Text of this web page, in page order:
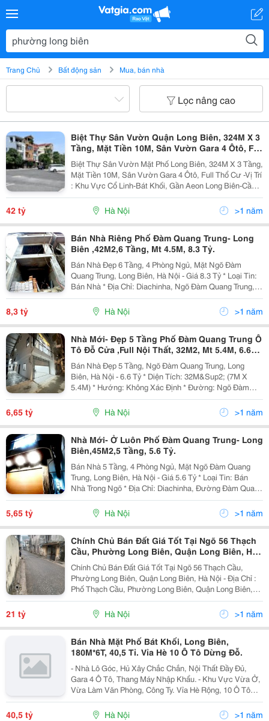
Trang Chủ Bất động sản Mua, bán nhà
Lọc nâng cao
Biệt Thự Sân Vườn Quận Long Biên, 324M X 3
Tầng, Mặt Tiền 10M, Sân Vườn Gara 4 Ôtô, Full
Thổ Cư
Biệt Thự Sân Vườn Mặt Phố Long Biên, 324M X 3 Tầng,
Mặt Tiền 10M, Sân Vườn Gara 4 Ôtô, Full Thổ Cư -Vị Trí
: Khu Vực Cổ Linh-Bát Khối, Gần Aeon Long Biên-Cầu
Vĩnh Tuy, Cạnh Công An Phường Long Biên - Ubnd
42 tỷ Hà Nội >1 năm
Bán Nhà Riêng Phố Đàm Quang Trung- Long
Biên ,42M2,6 Tầng, Mt 4.5M, 8.3 Tỷ.
Bán Nhà Đẹp 6 Tầng, 4 Phòng Ngủ, Mặt Ngõ Đàm
Quang Trung, Long Biên, Hà Nội - Giá 8.3 Tỷ * Loại Tin:
Bán Nhà * Địa Chỉ: Diachinha, Ngõ Đàm Quang Trung,
Phường Long Biên, Quận Long Biên, Hà Nội. * Diện
Tích: 40M&Sup2; (8M X 5M) * Giá Bán: 8.3 Tỷ...
8,3 tỷ Hà Nội >1 năm
Nhà Mới- Đẹp 5 Tầng Phố Đàm Quang Trung Ô
Tô Đỗ Cửa ,Full Nội Thất, 32M2, Mt 5.4M, 6.6
Tỷ.
Bán Nhà Đẹp 5 Tầng, Ngõ Đàm Quang Trung, Long
Biên, Hà Nội - 6.6 Tỷ * Diện Tích: 32M&Sup2; (7M X
5.4M) * Hướng: Không Xác Định * Đường: Ngõ Đàm
Quang Trung, Phường Long Biên, Quận Long Biên, Hà
Nội * Pháp Lý: Sổ Đỏ Chính Chủ * Giá Bán: 6.6 Tỷ...
6,65 tỷ Hà Nội >1 năm
Nhà Mới- Ở Luôn Phố Đàm Quang Trung- Long
Biên,45M2,5 Tầng, 5.6 Tỷ.
Bán Nhà 5 Tầng, 4 Phòng Ngủ, Mặt Ngõ Đàm Quang
Trung, Long Biên, Hà Nội - Giá 5.6 Tỷ * Loại Tin: Bán
Nhà Trong Ngõ * Địa Chỉ: Diachinha, Đường Đàm Quang
Trung, Phường Long Biên, Quận Long Biên, Hà Nội. *
Diện Tích: 45M&Sup2; (15M X 3M) * Giá...
5,65 tỷ Hà Nội >1 năm
Chính Chủ Bán Đất Giá Tốt Tại Ngõ 56 Thạch
Cầu, Phường Long Biên, Quận Long Biên, Hà
Nội
Chính Chủ Bán Đất Giá Tốt Tại Ngõ 56 Thạch Cầu,
Phường Long Biên, Quận Long Biên, Hà Nội - Địa Chỉ :
Phố Thạch Cầu, Phường Long Biên, Quận Long Biên,
Hà Nội - Diện Tích : 210M2 - Ngõ Rộng Ô Tô Tránh - Đất
Sổ Đỏ 210M Mặt Ngõ 56 Thạch Cầu, Mặt...
21 tỷ Hà Nội >1 năm
Bán Nhà Mặt Phố Bát Khối, Long Biên,
180M*6T, 40,5 Tỉ. Vỉa Hè 10 Ô Tô Dừng Đỗ.
- Nhà Lô Góc, Hủ Xây Chắc Chắn, Nội Thất Đầy Đủ,
Gara 4 Ô Tô, Thang Máy Nhập Khẩu. - Khu Vực Vừa Ở,
Vừa Làm Văn Phòng, Công Ty. Vỉa Hè Rộng, 10 Ô Tô
Dừng Đỗ Ngày Đêm, An Ninh Tốt, Gần Công An
Phường Long Biên. - Sđcc - Giá: 40.5 Tỉ (Bán Gấp) -...
40,5 tỷ Hà Nội >1 năm